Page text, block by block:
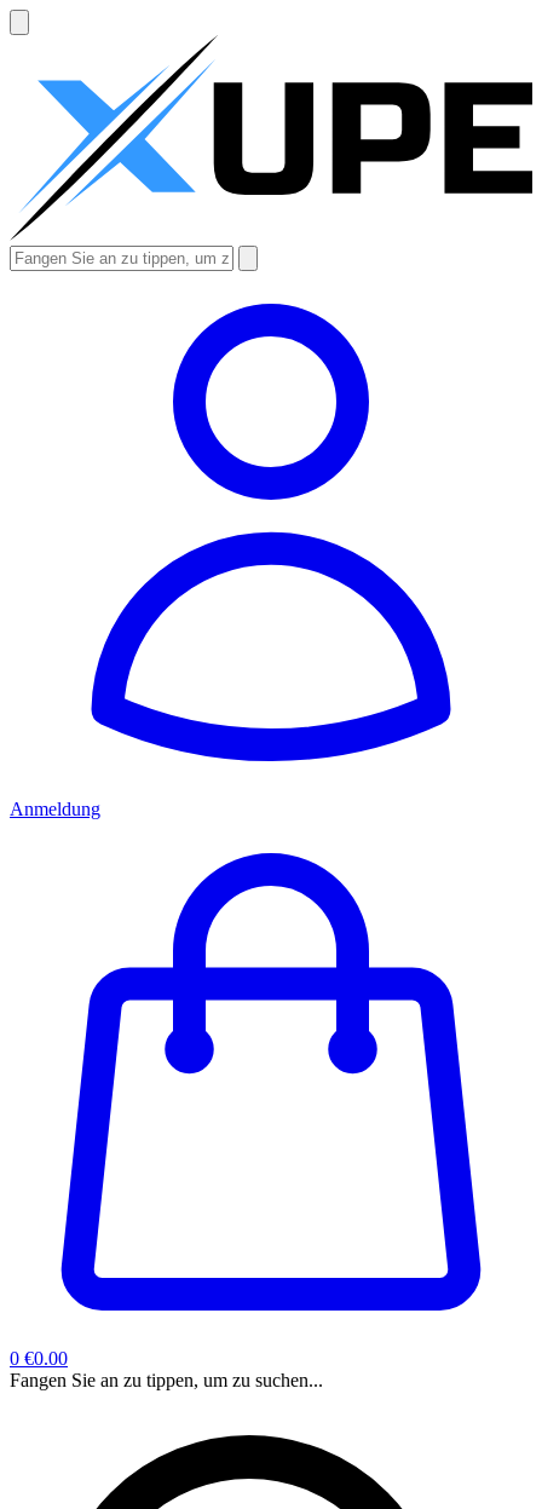
Anmeldung
0 €0.00
Fangen Sie an zu tippen, um zu suchen...